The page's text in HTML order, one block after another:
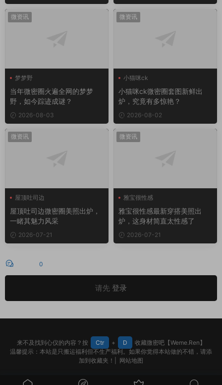
微资讯
梦梦野
当年微密圈火遍全网的梦梦
野，如今踪迹成谜？
2026-08-03
微资讯
小猫咪ck
小猫咪ck微密圈套图新鲜出
炉，究竟有多惊艳？
2026-08-02
微资讯
屋顶吐司边
屋顶吐司边微密圈
屋顶吐司边微密圈美照出炉，
一睹其魅力风采
2026-07-21
微资讯
雅宝很性感
雅宝很性感最新穿搭美照出
炉，这身材简直太性感了
2026-07-21
0
请先 登录
来不及找到心仪的内容？按 Ctr + D
收藏微密吧【Weme.Ren】
温馨提示：本站是只搬运福利但不生产福利。如果你觉得本站做的不错，请添
加到收藏夹！| 网站地图